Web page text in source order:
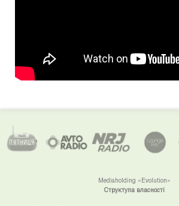
Mediaholding «Evolution»
Структупа власності